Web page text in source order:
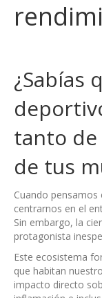
¿Sabías
tanto
de tus
Cuando
centrarnos en el
Sin embargo, la
protagonista
Este ecosistema
que habitan
impacto directo